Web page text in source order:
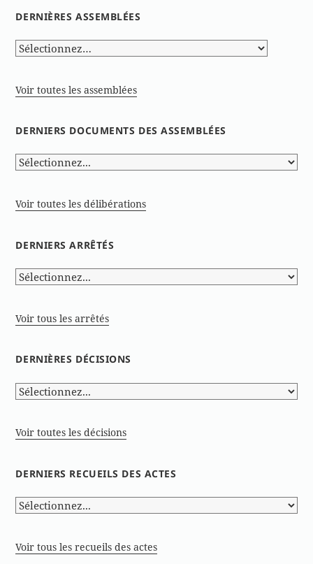
DERNIÈRES ASSEMBLÉES
Voir toutes les assemblées
DERNIERS DOCUMENTS DES ASSEMBLÉES
Voir toutes les délibérations
DERNIERS ARRÊTÉS
Voir tous les arrêtés
DERNIÈRES DÉCISIONS
Voir toutes les décisions
DERNIERS RECUEILS DES ACTES
Voir tous les recueils des actes